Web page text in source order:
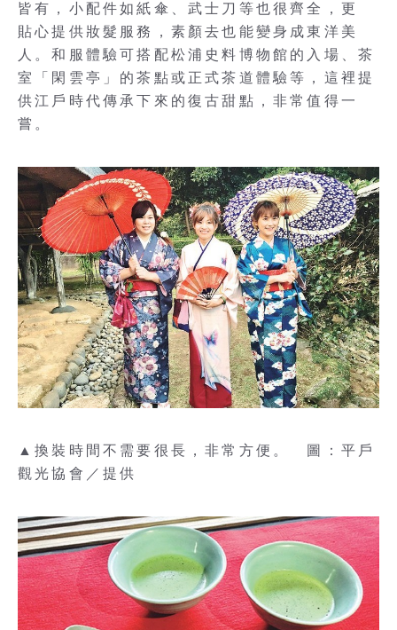
皆有，小配件如紙傘、武士刀等也很齊全，更
貼心提供妝髮服務，素顏去也能變身成東洋美
人。和服體驗可搭配松浦史料博物館的入場、茶
室「閑雲亭」的茶點或正式茶道體驗等，這裡提
供江戶時代傳承下來的復古甜點，非常值得一
嘗。
▲換裝時間不需要很長，非常方便。 圖：平戶
觀光協會／提供